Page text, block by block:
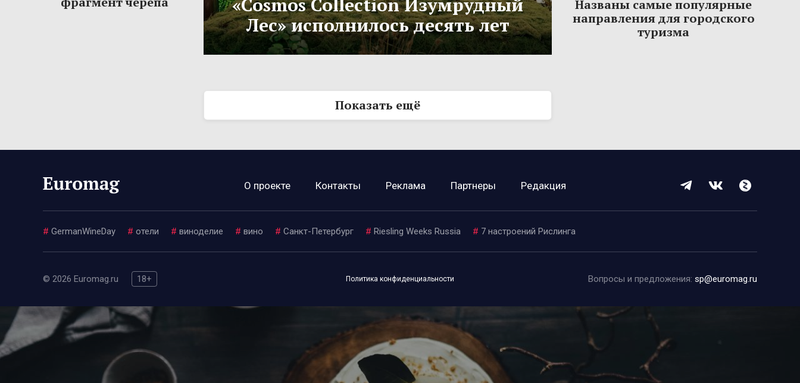
Лес» исполнилось десять лет
Названы самые популярные
направления для городского
туризма
Показать ещё
О проекте Контакты Реклама Партнеры Редакция
# GermanWineDay # отели # виноделие # вино # Санкт-Петербург # Riesling Weeks Russia # 7 настроений Рислинга
© 2026 Euromag.ru 18+ Политика конфиденциальности Вопросы и предложения: sp@euromag.ru